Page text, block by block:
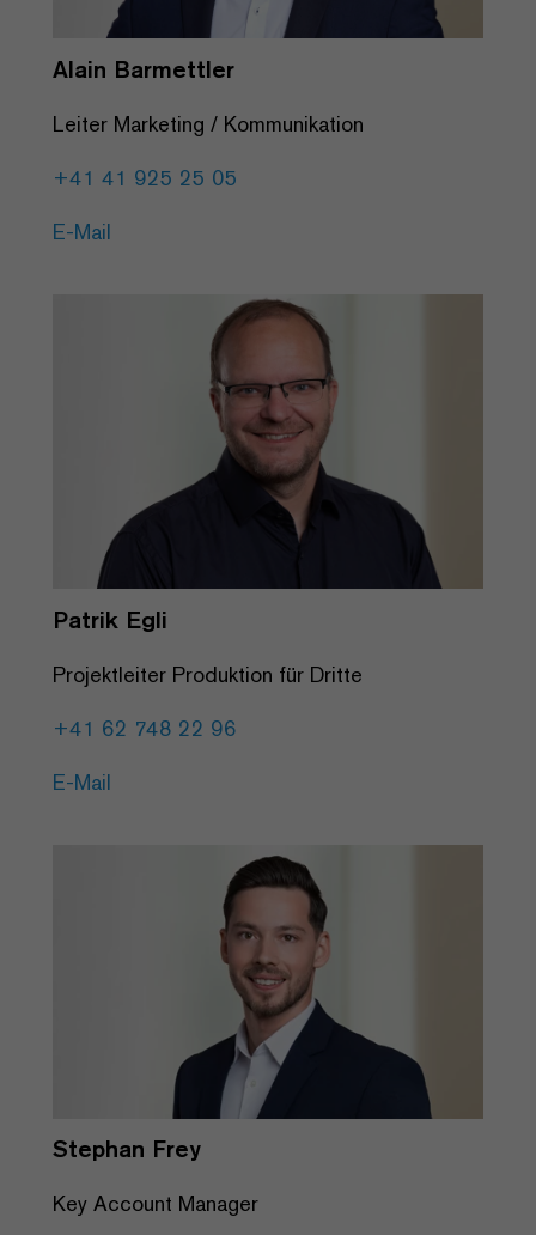
Alain Barmettler
Leiter Marketing / Kommunikation
+41 41 925 25 05
E-Mail
Patrik Egli
Projektleiter Produktion für Dritte
+41 62 748 22 96
E-Mail
Stephan Frey
Key Account Manager